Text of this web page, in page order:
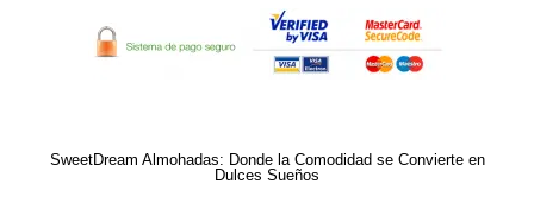
SweetDream Almohadas: Donde la Comodidad se Convierte en
Dulces Sueños